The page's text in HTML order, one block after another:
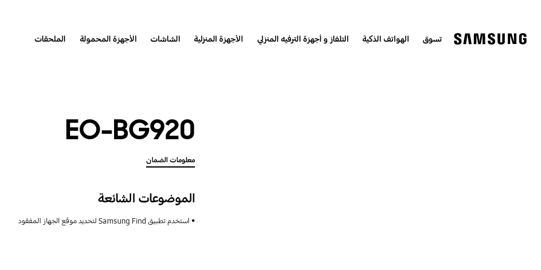
تسوق الهواتف الذكية التلفاز و أجهزة الترفيه المنزلي الأجهزة المنزلية الشاشات الأجهزة المحمولة الملحقات
EO-BG920
معلومات الضمان
الموضوعات الشائعة
استخدم تطبيق Samsung Find لتحديد موقع الجهاز المفقود